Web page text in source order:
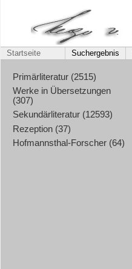
Startseite Suchergebnis
Primärliteratur (2515)
Werke in Übersetzungen
(307)
Sekundärliteratur (12593)
Rezeption (37)
Hofmannsthal-Forscher (64)